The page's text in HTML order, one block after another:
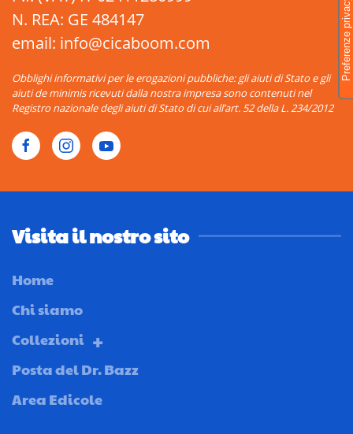
N. REA: GE 484147
email: info@cicaboom.com
Obblighi informativi per le erogazioni pubbliche: gli aiuti di Stato e gli
aiuti de minimis ricevuti dalla nostra impresa sono contenuti nel
Registro nazionale degli aiuti di Stato di cui all’art. 52 della L. 234/2012
Visita il nostro sito
Home
Chi siamo
Collezioni
Posta del Dr. Bazz
Area Edicole